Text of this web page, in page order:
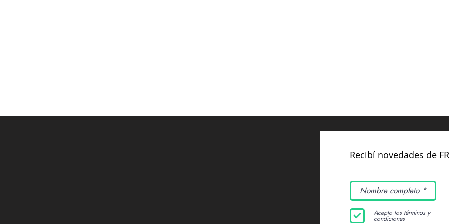
Recibí novedades de
Acepto los términos y
condiciones